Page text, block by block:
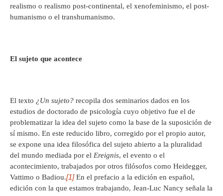
realismo o realismo post-continental, el xenofeminismo, el post-
humanismo o el transhumanismo.
El sujeto que acontece
El texto ¿Un sujeto? recopila dos seminarios dados en los
estudios de doctorado de psicología cuyo objetivo fue el de
problematizar la idea del sujeto como la base de la suposición de
sí mismo. En este reducido libro, corregido por el propio autor,
se expone una idea filosófica del sujeto abierto a la pluralidad
del mundo mediada por el Ereignis, el evento o el
acontecimiento, trabajados por otros filósofos como Heidegger,
Vattimo o Badiou.[1]En el prefacio a la edición en español,
edición con la que estamos trabajando, Jean-Luc Nancy señala la